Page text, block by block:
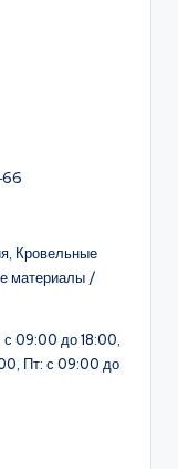
Кровельные
материалы /
с 09:00 до 18:00,
Пт: с 09:00 до